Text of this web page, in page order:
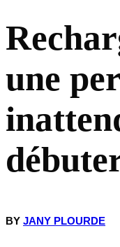
Faits saillants
Introduction
Notre méthodologie
Premier trimestre
une
BY JANY PLOURDE